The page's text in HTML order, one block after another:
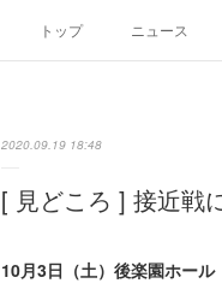
トップ ニュース
2020.09.19 18:48
[ 見どころ ] 接近戦
10月3日（土）後楽園ホール